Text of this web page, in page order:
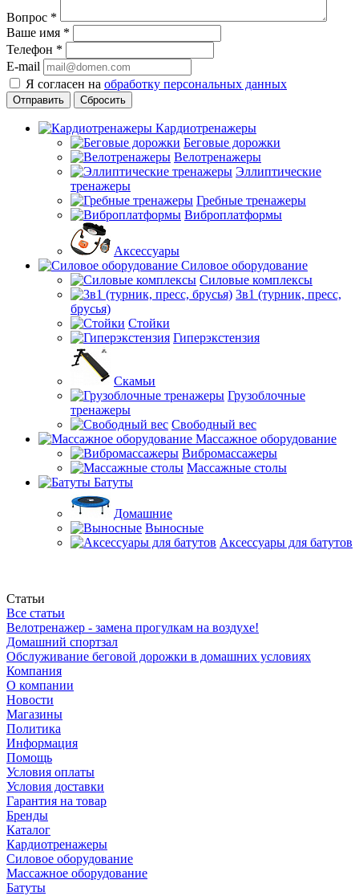
Вопрос *
Ваше имя *
Телефон *
E-mail
Я согласен на обработку персональных данных
Сбросить
Кардиотренажеры
Беговые дорожки
Велотренажеры
Эллиптические
тренажеры
Гребные тренажеры
Виброплатформы
Аксессуары
Силовое оборудование
Силовые комплексы
3в1 (турник, пресс,
брусья)
Стойки
Гиперэкстензия
Скамьи
Грузоблочные
тренажеры
Свободный вес
Массажное оборудование
Вибромассажеры
Массажные столы
Батуты
Домашние
Выносные
Аксессуары для батутов
Статьи
Все статьи
Велотренажер - замена прогулкам на воздухе!
Домашний спортзал
Обслуживание беговой дорожки в домашних условиях
Компания
О компании
Новости
Магазины
Политика
Информация
Помощь
Условия оплаты
Условия доставки
Гарантия на товар
Бренды
Каталог
Кардиотренажеры
Силовое оборудование
Массажное оборудование
Батуты